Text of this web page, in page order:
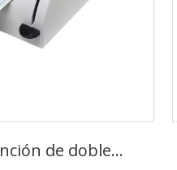
de doble